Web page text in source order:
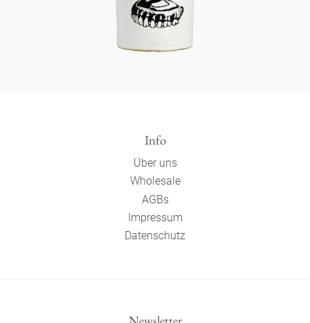
Info
Über uns
Wholesale
AGBs
Impressum
Datenschutz